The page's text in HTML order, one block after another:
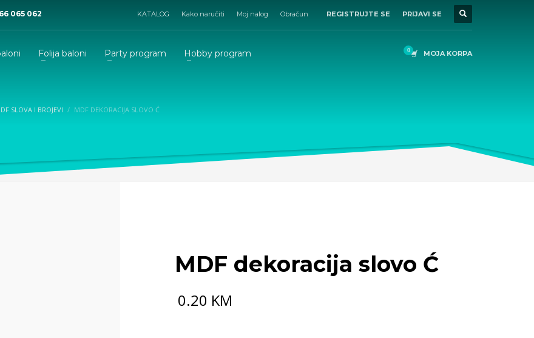
065 062 KATALOG Kako naručiti Moj nalog Obračun REGISTRUJTE SE PRIJAVI SE
Folija baloni Party program Hobby program MOJA KORPA
SLOVA I BROJEVI MDF DEKORACIJA SLOVO Ć
MDF dekoracija slovo Ć
0.20 KM